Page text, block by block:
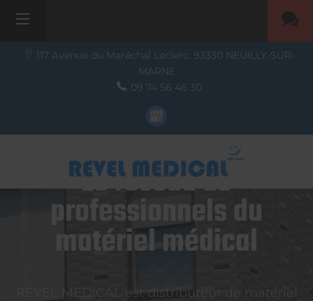
117 Avenue du Maréchal Leclerc, 93330 NEUILLY-SUR-
MARNE
09 74 56 46 30
Le réseau de
professionnels du
matériel médical
REVEL MEDICAL est distributeur de matériel